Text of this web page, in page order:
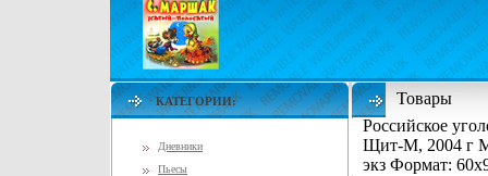
КАТЕГОРИИ:
Дневники
Пьесы
Товары
Российское
Щит-М, 2004 г
экз Формат: